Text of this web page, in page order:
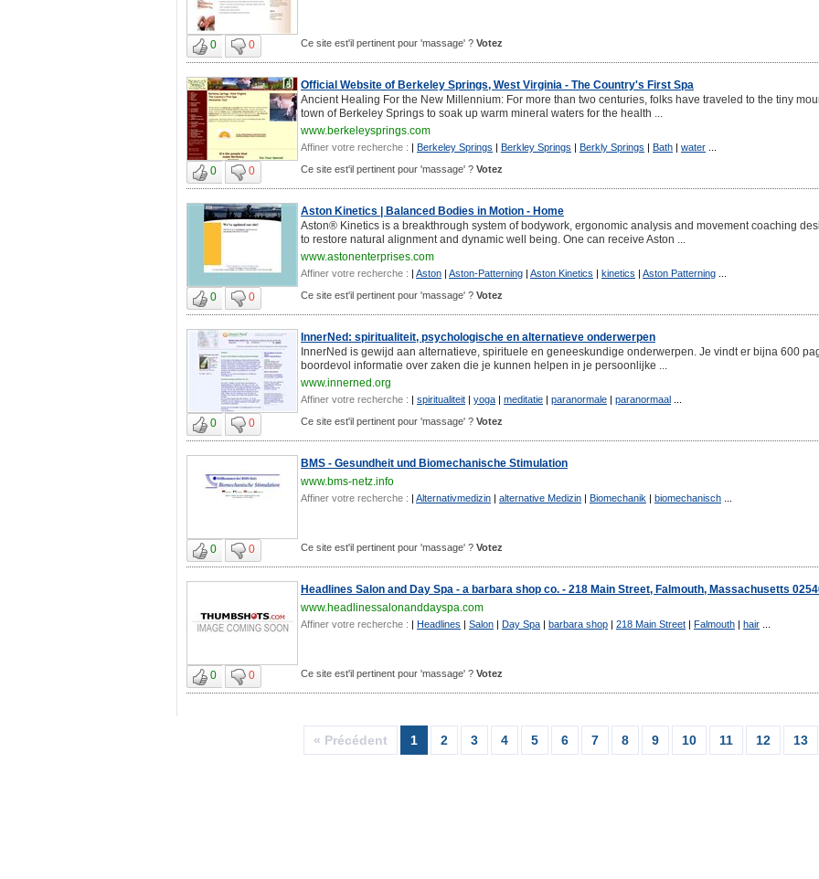
0 0 Ce site est'il pertinent pour 'massage' ? Votez
Official Website of Berkeley Springs, West Virginia - The Country's First Spa
Ancient Healing For the New Millennium: For more than two centuries, folks have traveled to the tiny
town of Berkeley Springs to soak up warm mineral waters for the health ...
www.berkeleysprings.com
Affiner votre recherche : | Berkeley Springs | Berkley Springs | Berkly Springs | Bath | water
0 0 Ce site est'il pertinent pour 'massage' ? Votez
Aston Kinetics | Balanced Bodies in Motion - Home
Aston® Kinetics is a breakthrough system of bodywork, ergonomic analysis and movement coaching
to restore natural alignment and dynamic well being. One can receive Aston ...
www.astonenterprises.com
Affiner votre recherche : | Aston | Aston-Patterning | Aston Kinetics | kinetics | Aston Patterning
0 0 Ce site est'il pertinent pour 'massage' ? Votez
InnerNed: spiritualiteit, psychologische en alternatieve onderwerpen
InnerNed is gewijd aan alternatieve, spirituele en geneeskundige onderwerpen. Je vindt er bijna 600
boordevol informatie over zaken die je kunnen helpen in je persoonlijke ...
www.innerned.org
Affiner votre recherche : | spiritualiteit | yoga | meditatie | paranormale | paranormaal
0 0 Ce site est'il pertinent pour 'massage' ? Votez
BMS - Gesundheit und Biomechanische Stimulation
www.bms-netz.info
Affiner votre recherche : | Alternativmedizin | alternative Medizin | Biomechanik | biomechanisch
0 0 Ce site est'il pertinent pour 'massage' ? Votez
Headlines Salon and Day Spa - a barbara shop co. - 218 Main Street, Falmouth, Massachusetts
www.headlinessalonanddayspa.com
Affiner votre recherche : | Headlines | Salon | Day Spa | barbara shop | 218 Main Street | Falmouth | hair
0 0 Ce site est'il pertinent pour 'massage' ? Votez
13
12
11
10
9
8
7
6
5
4
3
2
1
« Précédent